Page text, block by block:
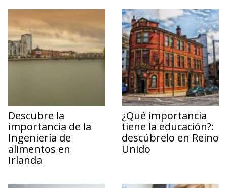
Descubre la
importancia de la
Ingeniería de
alimentos en
Irlanda
¿Qué importancia
tiene la educación?:
descúbrelo en Reino
Unido